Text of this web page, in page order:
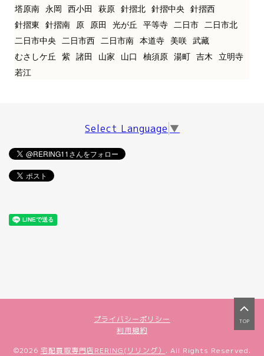
塔原南
永岡 西小田 萩原 針摺北 針摺中央
針摺西
針摺東
針摺南 原 原田 光が丘 平等寺 二日市
二日市北
二日市中央
二日市西 二日市南 本道寺 美咲
武藏
むさしケ丘
紫 諸田 山家 山口 柚須原 湯町 吉木
立明寺
若江
Select Language ▼
プライバシーポリシー
利用規約
TOP
©2026 宅配買取専門店RERING(リリング） . All Rights Reserved.